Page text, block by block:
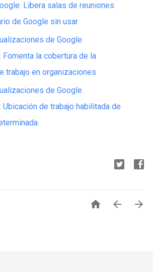
Libera salas de reuniones
de Google sin usar
de Google
Fomenta la cobertura de la
trabajo en organizaciones
de Google
Ubicación de trabajo habilitada de
  